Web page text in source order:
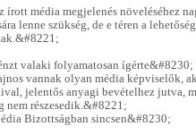
írott média megjelenés növeléséhez
lenne szükség, de e téren a
valaki folyamatosan ígérte&#8230;
vannak olyan média képviselők,
jelentős anyagi bevételhez jutva,
nem részesedik.&#8221;
Bizottságban sincsen&#8230;